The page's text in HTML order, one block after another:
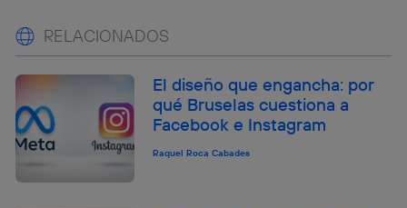
RELACIONADOS
El diseño que engancha: por
qué Bruselas cuestiona a
Facebook e Instagram
Raquel Roca Cabades